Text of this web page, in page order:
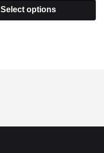
Select options